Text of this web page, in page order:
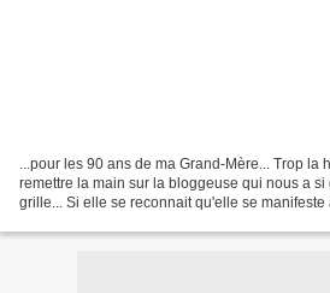
...pour les 90 ans de ma Grand-Mère... Trop la
remettre la main sur la bloggeuse qui nous a si
grille... Si elle se reconnait qu'elle se manifeste